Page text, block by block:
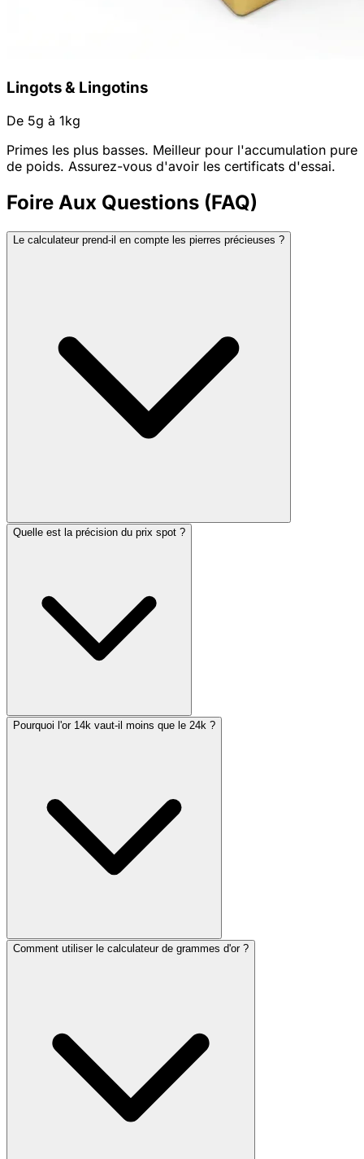
Lingots & Lingotins
De 5g à 1kg
Primes les plus basses. Meilleur pour l'accumulation pure
de poids. Assurez-vous d'avoir les certificats d'essai.
Foire Aux Questions (FAQ)
Le calculateur prend-il en compte les pierres précieuses ?
Quelle est la précision du prix spot ?
Pourquoi l'or 14k vaut-il moins que le 24k ?
Comment utiliser le calculateur de grammes d'or ?